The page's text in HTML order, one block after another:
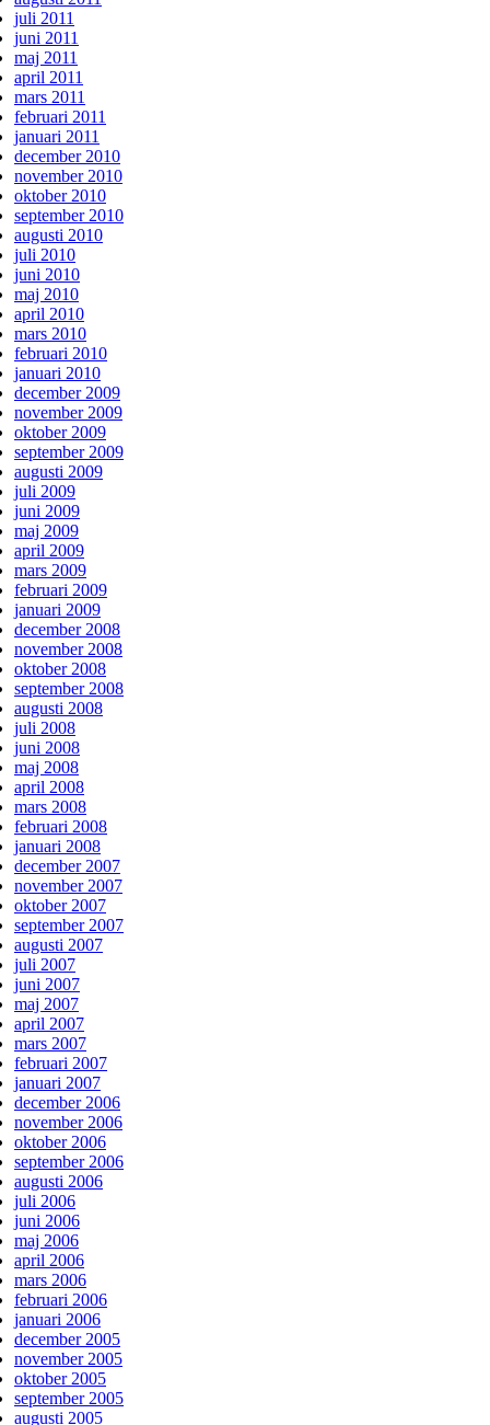
juli 2011
juni 2011
maj 2011
april 2011
mars 2011
februari 2011
januari 2011
december 2010
november 2010
oktober 2010
september 2010
augusti 2010
juli 2010
juni 2010
maj 2010
april 2010
mars 2010
februari 2010
januari 2010
december 2009
november 2009
oktober 2009
september 2009
augusti 2009
juli 2009
juni 2009
maj 2009
april 2009
mars 2009
februari 2009
januari 2009
december 2008
november 2008
oktober 2008
september 2008
augusti 2008
juli 2008
juni 2008
maj 2008
april 2008
mars 2008
februari 2008
januari 2008
december 2007
november 2007
oktober 2007
september 2007
augusti 2007
juli 2007
juni 2007
maj 2007
april 2007
mars 2007
februari 2007
januari 2007
december 2006
november 2006
oktober 2006
september 2006
augusti 2006
juli 2006
juni 2006
maj 2006
april 2006
mars 2006
februari 2006
januari 2006
december 2005
november 2005
oktober 2005
september 2005
augusti 2005